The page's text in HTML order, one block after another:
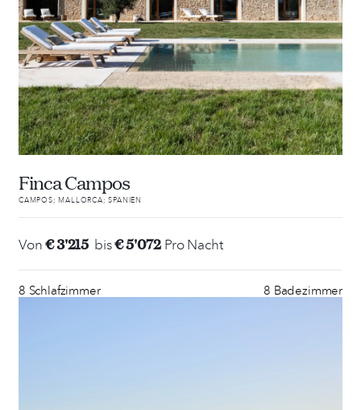
Finca Campos
CAMPOS; MALLORCA; SPANIEN
Von€ 3'215 bis€ 5'072 Pro Nacht
8 Schlafzimmer 8 Badezimmer